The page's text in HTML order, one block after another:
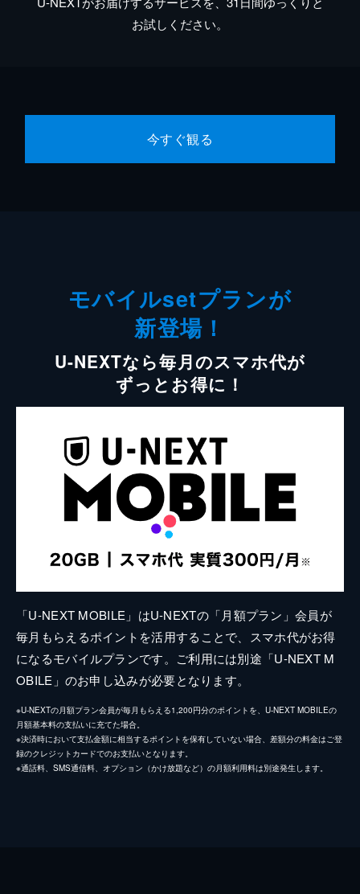
お試しください。
今すぐ観る
モバイルsetプランが
新登場！
U-NEXTなら毎月のスマホ代が
ずっとお得に！
「U-NEXT MOBILE」はU-NEXTの「月額プラン」会員が
毎月もらえるポイントを活用することで、スマホ代がお得
になるモバイルプランです。ご利用には別途「U-NEXT M
OBILE」のお申し込みが必要となります。
※U-NEXTの月額プラン会員が毎月もらえる1,200円分のポイントを、U-NEXT MOBILEの
月額基本料の支払いに充てた場合。
※決済時において支払金額に相当するポイントを保有していない場合、差額分の料金はご登
録のクレジットカードでのお支払いとなります。
※通話料、SMS通信料、オプション（かけ放題など）の月額利用料は別途発生します。